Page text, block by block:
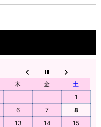
木 金
土
1
6 7
8
13 14
15